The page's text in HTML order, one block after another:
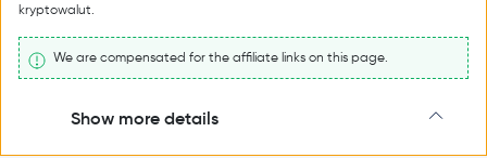
kryptowalut.
We are compensated for the affiliate links on this page.
Show more details